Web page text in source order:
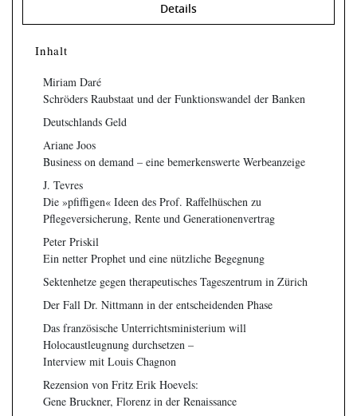
Details
Inhalt
Miriam Daré
Schröders Raubstaat und der Funktionswandel der Banken
Deutschlands Geld
Ariane Joos
Business on demand – eine bemerkenswerte Werbeanzeige
J. Tevres
Die »pfiffigen« Ideen des Prof. Raffelhüschen zu
Pflegeversicherung, Rente und Generationenvertrag
Peter Priskil
Ein netter Prophet und eine nützliche Begegnung
Sektenhetze gegen therapeutisches Tageszentrum in Zürich
Der Fall Dr. Nittmann in der entscheidenden Phase
Das französische Unterrichtsministerium will
Holocaustleugnung durchsetzen –
Interview mit Louis Chagnon
Rezension von Fritz Erik Hoevels:
Gene Bruckner, Florenz in der Renaissance